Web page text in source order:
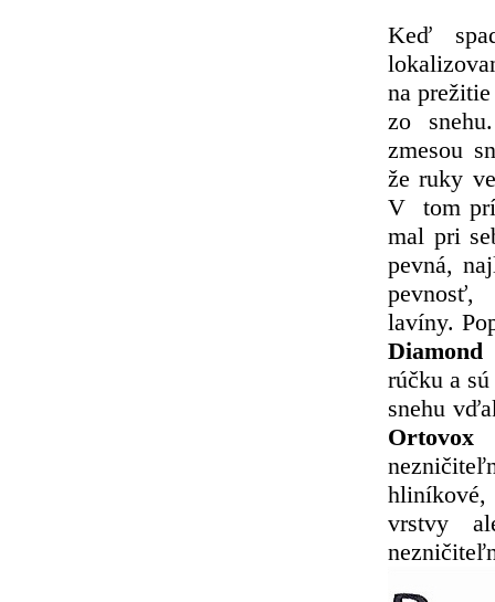
Keď
na
zo
zmesou
že ruky
V tom
mal pri
pevná,
pevnosť,
lavíny.
Diamond
rúčku a
snehu
Ortovox
hliníkové,
vrstvy